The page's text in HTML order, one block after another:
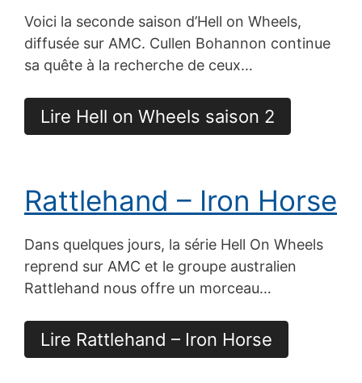
Voici la seconde saison d’Hell on Wheels,
diffusée sur AMC. Cullen Bohannon continue
sa quête à la recherche de ceux…
Lire Hell on Wheels saison 2
Rattlehand – Iron Horse
Dans quelques jours, la série Hell On Wheels
reprend sur AMC et le groupe australien
Rattlehand nous offre un morceau…
Lire Rattlehand – Iron Horse